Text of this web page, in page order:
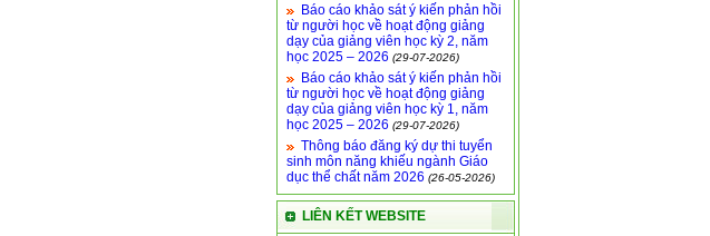
Báo cáo khảo sát ý kiến phản hồi
từ người học về hoạt động giảng
dạy của giảng viên học kỳ 2, năm
học 2025 – 2026 (29-07-2026)
Báo cáo khảo sát ý kiến phản hồi
từ người học về hoạt động giảng
dạy của giảng viên học kỳ 1, năm
học 2025 – 2026 (29-07-2026)
Thông báo đăng ký dự thi tuyển
sinh môn năng khiếu ngành Giáo
dục thể chất năm 2026 (26-05-2026)
LIÊN KẾT WEBSITE